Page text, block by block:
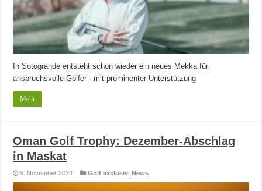
In Sotogrande entsteht schon wieder ein neues Mekka für
anspruchsvolle Golfer - mit prominenter Unterstützung
Mehr
Oman Golf Trophy: Dezember-Abschlag
in Maskat
9. November 2024 Golf exklusiv ,News